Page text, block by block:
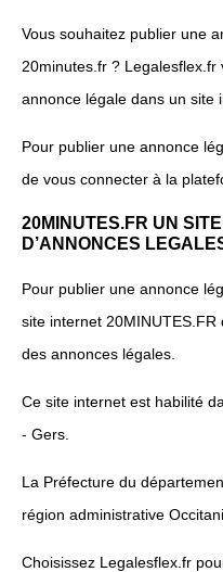
Vous souhaitez publier une
20minutes.fr ?
annonce légale dans un site
Pour publier une annonce
de vous connecter à la
20MINUTES.FR UN
D’ANNONCES
Pour publier une annonce
site internet 20MINUTES.FR
des annonces légales.
Ce site internet est habilité
- Gers.
La Préfecture du
région administrative
Choisissez Legalesflex.fr